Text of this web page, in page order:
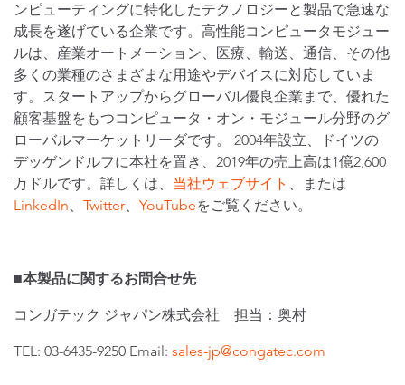
ンピューティングに特化したテクノロジーと製品で急速な
成長を遂げている企業です。高性能コンピュータモジュー
ルは、産業オートメーション、医療、輸送、通信、その他
多くの業種のさまざまな用途やデバイスに対応していま
す。スタートアップからグローバル優良企業まで、優れた
顧客基盤をもつコンピュータ・オン・モジュール分野のグ
ローバルマーケットリーダです。 2004年設立、ドイツの
デッゲンドルフに本社を置き、2019年の売上高は1億2,600
万ドルです。詳しくは、 当社ウェブサイト 、または
LinkedIn、 Twitter、 YouTubeをご覧ください。
■本製品に関するお問合せ先
コンガテック ジャパン株式会社 担当：奥村
TEL: 03-6435-9250 Email: sales-jp@congatec.com